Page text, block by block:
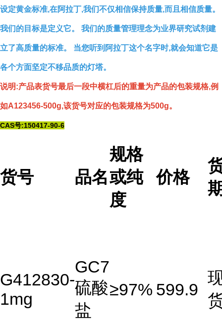
设定黄金标准,在阿拉丁,我们不仅相信保持质量,而且相信质量。
我们的目标是定义它。 我们的质量管理理念为业界研究试剂建
立了高质量的标准。 当您听到阿拉丁这个名字时,就会知道它是
各个方面坚定不移品质的灯塔。
说明:产品表货号最后一段中横杠后的重量为产品的包装规格,例
如A123456-500g,该货号对应的包装规格为500g。
CAS号:150417-90-6
货号 品名
规格
或纯
度
价格
G412830-
1mg
GC7
硫酸
盐
≥97% 599.9